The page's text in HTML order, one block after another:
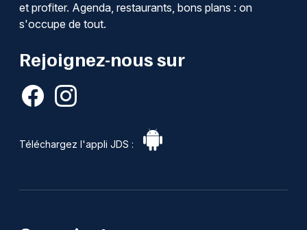
et profiter. Agenda, restaurants, bons plans : on
s'occupe de tout.
Rejoignez-nous sur
Téléchargez l'appli JDS :